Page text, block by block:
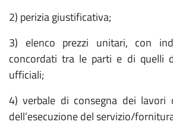
2) perizia giustificativa;
3) elenco prezzi unitari, con
concordati tra le parti e di quelli
ufficiali;
4) verbale di consegna dei lavori
dell’esecuzione del servizio/